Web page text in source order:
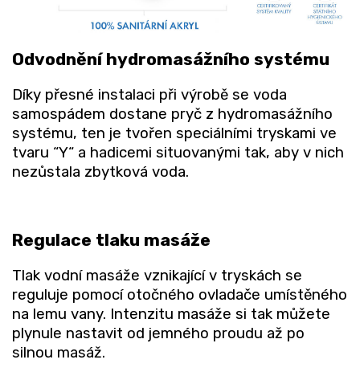
Odvodnění hydromasážního systému
Díky přesné instalaci při výrobě se voda
samospádem dostane pryč z hydromasážního
systému, ten je tvořen speciálními tryskami ve
tvaru “Y“ a hadicemi situovanými tak, aby v nich
nezůstala zbytková voda.
Regulace tlaku masáže
Tlak vodní masáže vznikající v tryskách se
reguluje pomocí otočného ovladače umístěného
na lemu vany. Intenzitu masáže si tak můžete
plynule nastavit od jemného proudu až po
silnou masáž.